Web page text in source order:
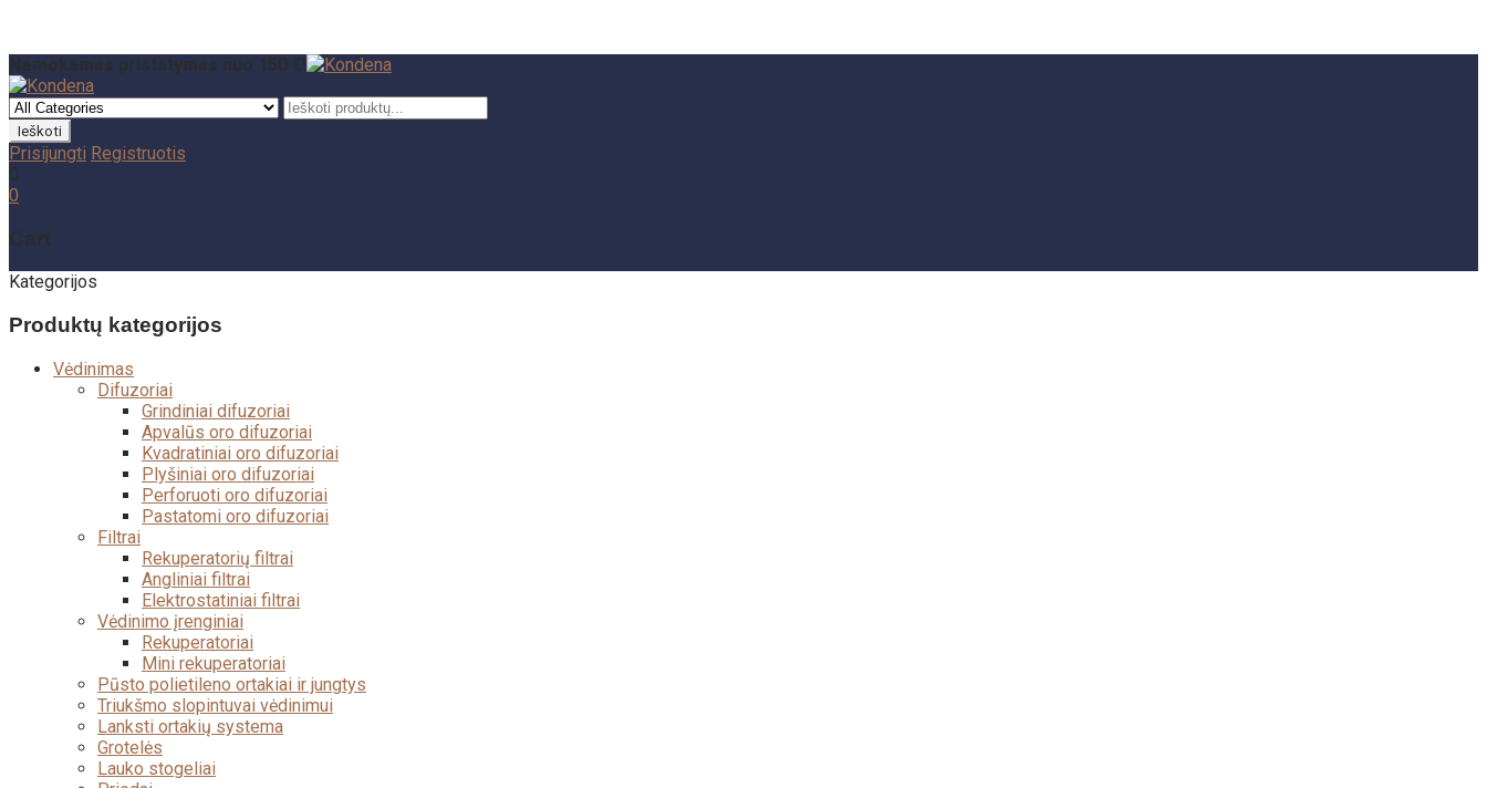
Nemokamas pristatymas nuo 150 €!
Prisijungti Registruotis
0
0
Cart
Kategorijos
Produktų kategorijos
Vėdinimas
Difuzoriai
Grindiniai difuzoriai
Apvalūs oro difuzoriai
Kvadratiniai oro difuzoriai
Plyšiniai oro difuzoriai
Perforuoti oro difuzoriai
Pastatomi oro difuzoriai
Filtrai
Rekuperatorių filtrai
Angliniai filtrai
Elektrostatiniai filtrai
Vėdinimo įrenginiai
Rekuperatoriai
Mini rekuperatoriai
Pūsto polietileno ortakiai ir jungtys
Triukšmo slopintuvai vėdinimui
Lanksti ortakių systema
Grotelės
Lauko stogeliai